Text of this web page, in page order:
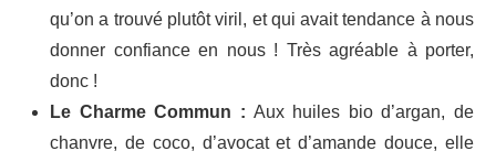
qu’on a trouvé plutôt viril, et qui avait tendance à nous
donner confiance en nous ! Très agréable à porter,
donc !
Le Charme Commun : Aux huiles bio d’argan, de
chanvre, de coco, d’avocat et d’amande douce, elle